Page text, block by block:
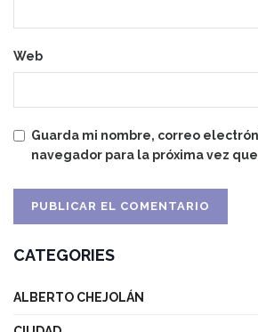
Web
Guarda mi nombre, correo
navegador para la próxima vez
CATEGORIES
ALBERTO CHEJOLÁN